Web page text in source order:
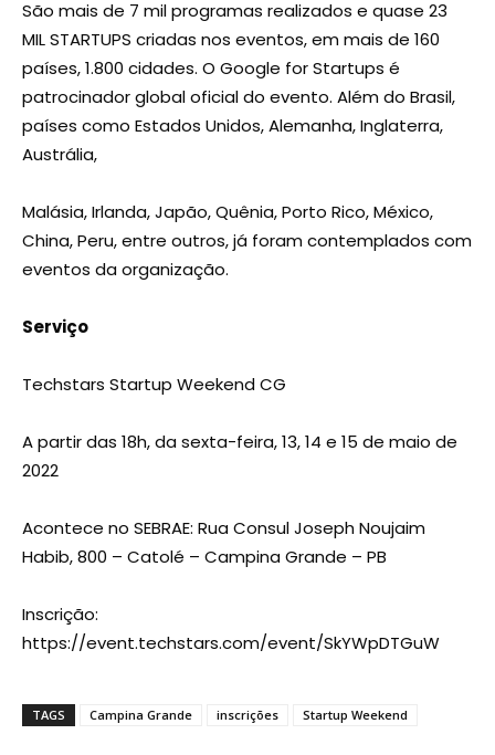
São mais de 7 mil programas realizados e quase 23
MIL STARTUPS criadas nos eventos, em mais de 160
países, 1.800 cidades. O Google for Startups é
patrocinador global oficial do evento. Além do Brasil,
países como Estados Unidos, Alemanha, Inglaterra,
Austrália,
Malásia, Irlanda, Japão, Quênia, Porto Rico, México,
China, Peru, entre outros, já foram contemplados com
eventos da organização.
Serviço
Techstars Startup Weekend CG
A partir das 18h, da sexta-feira, 13, 14 e 15 de maio de
2022
Acontece no SEBRAE: Rua Consul Joseph Noujaim
Habib, 800 – Catolé – Campina Grande – PB
Inscrição:
https://event.techstars.com/event/SkYWpDTGuW
TAGS Campina Grande inscrições Startup Weekend